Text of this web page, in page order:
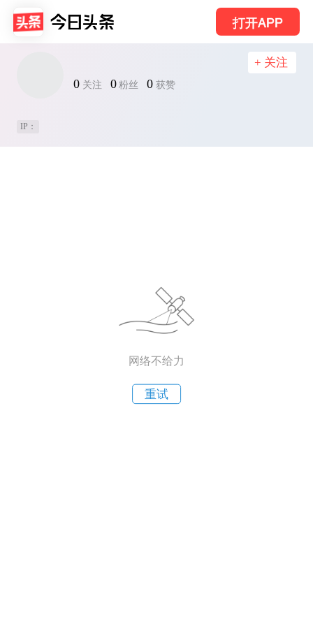
打开APP
0 关注 0 粉丝 0 获赞
+ 关注
IP：
网络不给力
重试